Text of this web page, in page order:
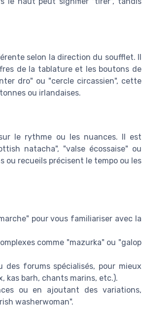
selon la direction du soufflet. Il
de la tablature et les boutons de
dro" ou "cercle circassien", cette
ou irlandaises.
le rythme ou les nuances. Il est
natacha", "valse écossaise" ou
ou recueils précisent le tempo ou les
pour vous familiariser avec la
comme "mazurka" ou "galop
des forums spécialisés, pour mieux
kas barh, chants marins, etc.).
ou en ajoutant des variations,
washerwoman".